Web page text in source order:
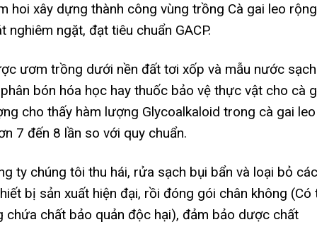
hoi xây dựng thành công vùng trồng Cà gai leo rộng
ngặt, đạt tiêu chuẩn GACP.
ươm trồng dưới nền đất tơi xốp và mẫu nước
bón hóa học hay thuốc bảo vệ thực vật cho cà
cho thấy hàm lượng Glycoalkaloid trong cà gai leo
7 đến 8 lần so với quy chuẩn.
ty chúng tôi thu hái, rửa sạch bụi bẩn và loại bỏ các
bị sản xuất hiện đại, rồi đóng gói chân không (Có
chứa chất bảo quản độc hại), đảm bảo dược chất